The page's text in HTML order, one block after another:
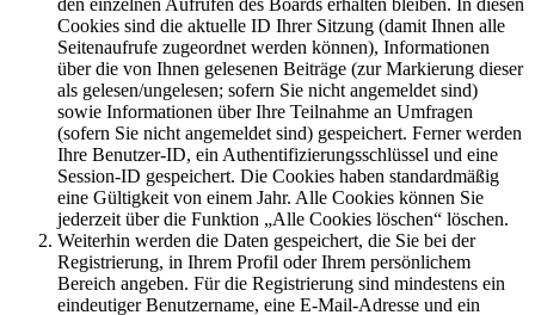
Cookies sind die aktuelle ID Ihrer Sitzung (damit Ihnen alle
Seitenaufrufe zugeordnet werden können), Informationen
über die von Ihnen gelesenen Beiträge (zur Markierung dieser
als gelesen/ungelesen; sofern Sie nicht angemeldet sind)
sowie Informationen über Ihre Teilnahme an Umfragen
(sofern Sie nicht angemeldet sind) gespeichert. Ferner werden
Ihre Benutzer-ID, ein Authentifizierungsschlüssel und eine
Session-ID gespeichert. Die Cookies haben standardmäßig
eine Gültigkeit von einem Jahr. Alle Cookies können Sie
jederzeit über die Funktion „Alle Cookies löschen“ löschen.
Weiterhin werden die Daten gespeichert, die Sie bei der
Registrierung, in Ihrem Profil oder Ihrem persönlichem
Bereich angeben. Für die Registrierung sind mindestens ein
eindeutiger Benutzername, eine E-Mail-Adresse und ein